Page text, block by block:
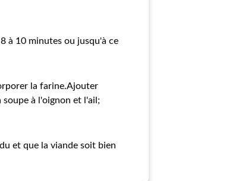
à 10 minutes ou jusqu'à ce
la farine.Ajouter
soupe à l'oignon et l'ail;
et que la viande soit bien